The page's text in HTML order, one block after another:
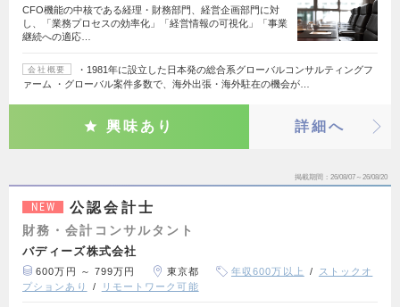
CFO機能の中核である経理・財務部門、経営企画部門に対
し、「業務プロセスの効率化」「経営情報の可視化」「事業
継続への適応…
会社概要
・1981年に設立した日本発の総合系グローバルコンサルティングフ
ァーム ・グローバル案件多数で、海外出張・海外駐在の機会が…
興味あり 詳細へ
掲載期間 26/08/07～26/08/20
NEW 公認会計士
財務・会計コンサルタント
バディーズ株式会社
600万円 ～ 799万円 東京都 年収600万以上
ストックオ
プションあり
リモートワーク可能